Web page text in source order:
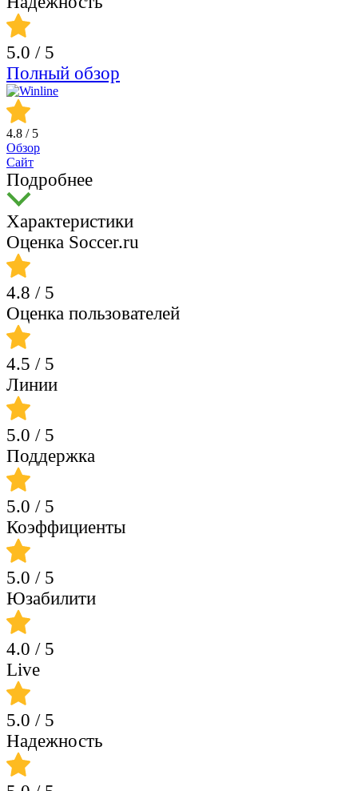
5.0 / 5
Полный обзор
4.8 / 5
Обзор
Сайт
Подробнее
Характеристики
Оценка Soccer.ru
4.8 / 5
Оценка пользователей
4.5 / 5
Линии
5.0 / 5
Поддержка
5.0 / 5
Коэффициенты
5.0 / 5
Юзабилити
4.0 / 5
Live
5.0 / 5
Надежность